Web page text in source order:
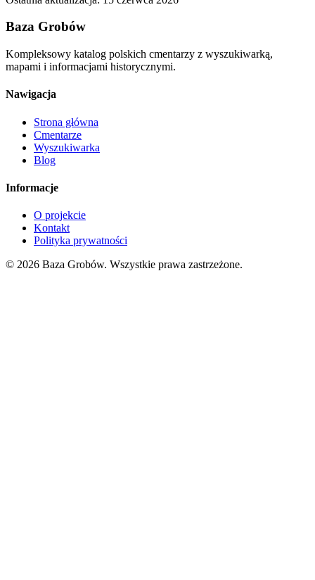
Baza Grobów
Kompleksowy katalog polskich cmentarzy z wyszukiwarką,
mapami i informacjami historycznymi.
Nawigacja
Strona główna
Cmentarze
Wyszukiwarka
Blog
Informacje
O projekcie
Kontakt
Polityka prywatności
© 2026 Baza Grobów. Wszystkie prawa zastrzeżone.